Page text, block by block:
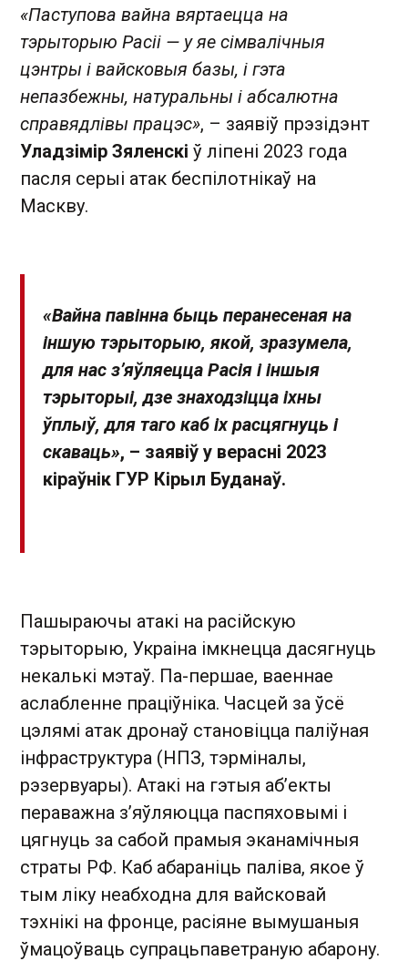
«Паступова вайна вяртаецца на
тэрыторыю Расіі — у яе сімвалічныя
цэнтры і вайсковыя базы, і гэта
непазбежны, натуральны і абсалютна
справядлівы працэс», – заявіў прэзідэнт
Уладзімір Зяленскі ў ліпені 2023 года
пасля серыі атак беспілотнікаў на
Маскву.
«Вайна павінна быць перанесеная на
іншую тэрыторыю, якой, зразумела,
для нас з’яўляецца Расія і іншыя
тэрыторыі, дзе знаходзіцца іхны
ўплыў, для таго каб іх расцягнуць і
скаваць», – заявіў у верасні 2023
кіраўнік ГУР Кірыл Буданаў.
Пашыраючы атакі на расійскую
тэрыторыю, Украіна імкнецца дасягнуць
некалькі мэтаў. Па-першае, ваеннае
аслабленне праціўніка. Часцей за ўсё
цэлямі атак дронаў становіцца паліўная
інфраструктура (НПЗ, тэрміналы,
рэзервуары). Атакі на гэтыя аб’екты
пераважна з’яўляюцца паспяховымі і
цягнуць за сабой прамыя эканамічныя
страты РФ. Каб абараніць паліва, якое ў
тым ліку неабходна для вайсковай
тэхнікі на фронце, расіяне вымушаныя
ўмацоўваць супрацьпаветраную абарону.